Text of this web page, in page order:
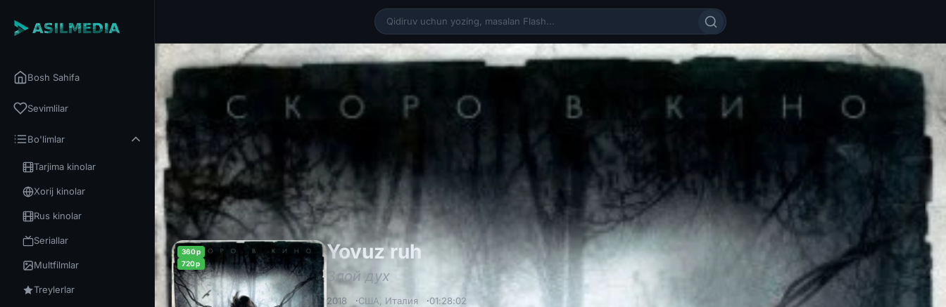
Bosh Sahifa
Sevimlilar
Bo'limlar
Tarjima kinolar
Xorij kinolar
Rus kinolar
Seriallar
Multfilmlar
Treylerlar
360p
720p
Yovuz ruhYovuz ruh / Злой дух 2017 HD Tas-IX skachat
Злой дух
2018 США Италия 01:28:02